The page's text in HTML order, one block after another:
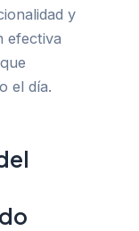
y
efectiva
el día.